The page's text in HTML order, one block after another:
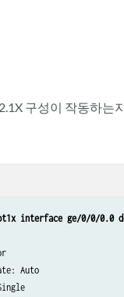
구성이 작동하는
interface ge/0/0/0.0
Auto